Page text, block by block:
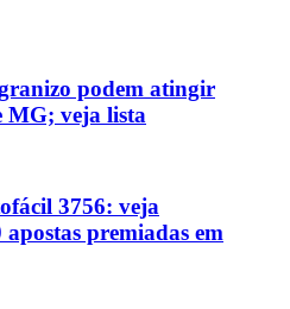
podem atingir
MG; veja lista
3756: veja
apostas premiadas em